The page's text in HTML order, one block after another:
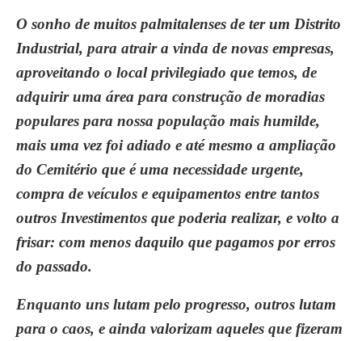
O sonho de muitos palmitalenses de ter um Distrito
Industrial, para atrair a vinda de novas empresas,
aproveitando o local privilegiado que temos, de
adquirir uma área para construção de moradias
populares para nossa população mais humilde,
mais uma vez foi adiado e até mesmo a ampliação
do Cemitério que é uma necessidade urgente,
compra de veículos e equipamentos entre tantos
outros Investimentos que poderia realizar, e volto a
frisar: com menos daquilo que pagamos por erros
do passado.
Enquanto uns lutam pelo progresso, outros lutam
para o caos, e ainda valorizam aqueles que fizeram